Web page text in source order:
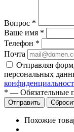
Вопрос *
Ваше имя *
Телефон *
Почта
Отправляя
персональных
* — Обязательные
Похожие